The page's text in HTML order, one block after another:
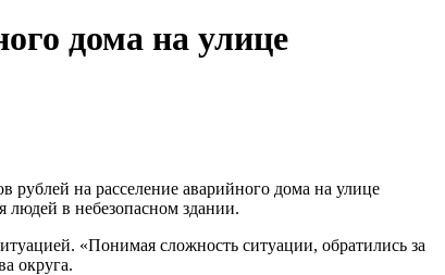
дома на улице
на расселение аварийного дома на улице
в небезопасном здании.
«Понимая сложность ситуации, обратились за
округа.